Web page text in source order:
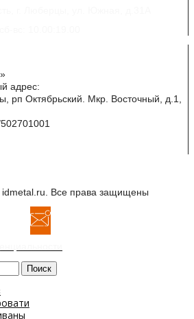
адрес:
рп Октябрьский. Мкр. Восточный, д.1,
Все права защищены
Поиск